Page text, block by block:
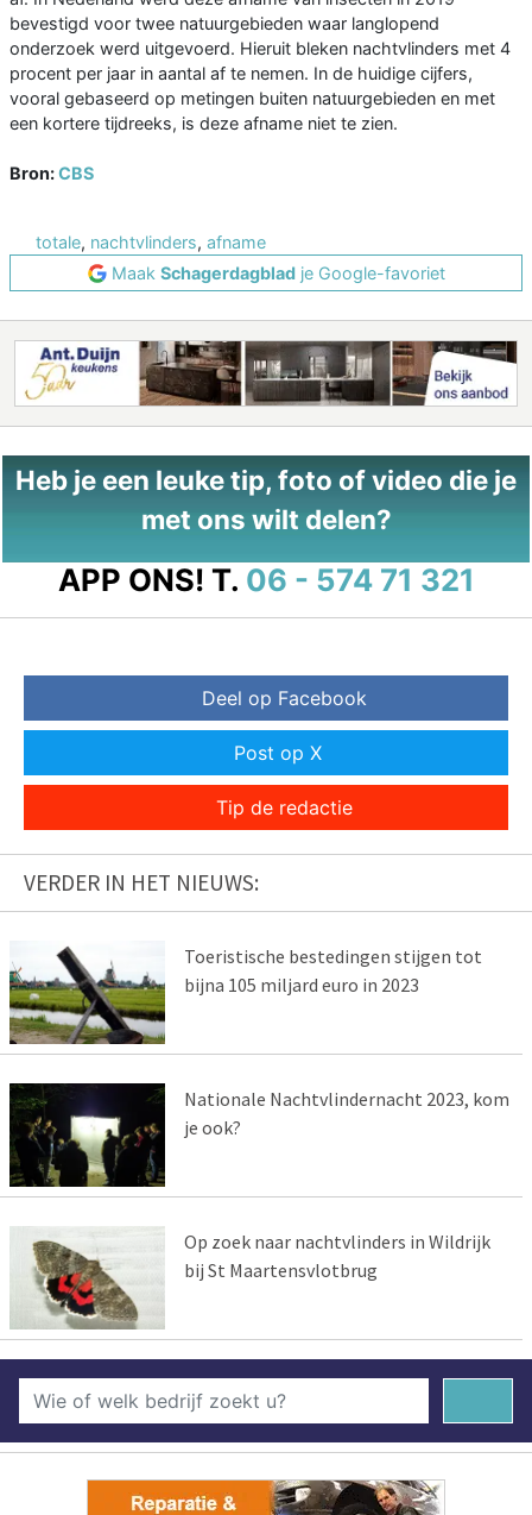
bevestigd voor twee natuurgebieden waar langlopend
onderzoek werd uitgevoerd. Hieruit bleken nachtvlinders met 4
procent per jaar in aantal af te nemen. In de huidige cijfers,
vooral gebaseerd op metingen buiten natuurgebieden en met
een kortere tijdreeks, is deze afname niet te zien.
Bron:CBS
totale, nachtvlinders, afname
Maak Schagerdagbladje Google-favoriet
Heb je een leuke tip, foto of video die je
met ons wilt delen?
APP ONS! T. 06 - 574 71 321
Deel op Facebook
Post op X
Tip de redactie
VERDER IN HET NIEUWS:
Toeristische bestedingen stijgen tot
bijna 105 miljard euro in 2023
Nationale Nachtvlindernacht 2023, kom
je ook?
Op zoek naar nachtvlinders in Wildrijk
bij St Maartensvlotbrug